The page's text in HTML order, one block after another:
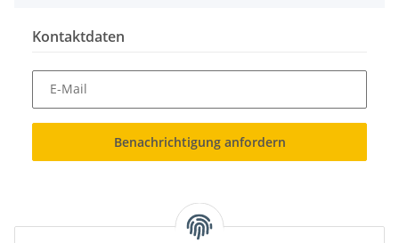
Kontaktdaten
E-Mail
Benachrichtigung anfordern